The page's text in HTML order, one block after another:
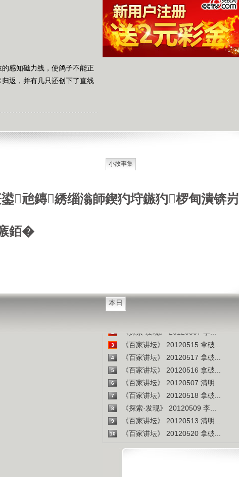
感知磁力线，使鸽子不能正
返，并有几只还创下了直线
兘鏄綉缁滃師鍥犳垨鏃犳椤甸潰锛岃
銆�
小故事集
德国牧羊犬和草原狼的新结合
选择牧羊犬和狼交配的原因
本日
《探索·发现》 20120507 李...
3 《百家讲坛》 20120515 拿破...
4 《百家讲坛》 20120517 拿破...
5 《百家讲坛》 20120516 拿破...
6 《百家讲坛》 20120507 清明...
7 《百家讲坛》 20120518 拿破...
8 《探索·发现》 20120509 李...
9 《百家讲坛》 20120513 清明...
10 《百家讲坛》 20120520 拿破...